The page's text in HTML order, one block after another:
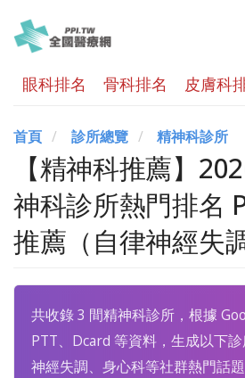
眼科排名 骨科排名 皮膚科
首頁 診所總覽 精神科診所
【精神科推薦】
神科診所熱門排名
推薦（自律神經失
共收錄 3 間精神科診所，根據
PTT、Dcard 等資料，生成以下
神經失調、身心科等社群熱門話